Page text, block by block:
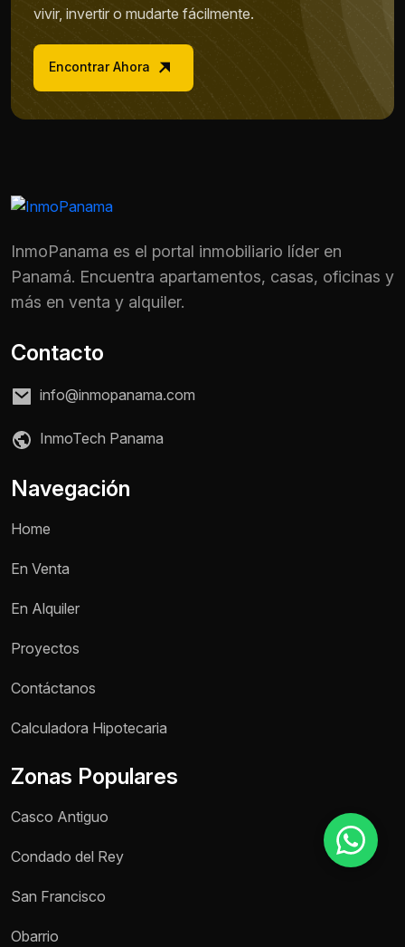
Nombre *
vivir, invertir o mudarte fácilmente.
Encontrar Ahora
InmoPanama es el portal inmobiliario líder en
Panamá. Encuentra apartamentos, casas, oficinas y
más en venta y alquiler.
Contacto
info@inmopanama.com
InmoTech Panama
Navegación
Home
En Venta
En Alquiler
Proyectos
Contáctanos
Calculadora Hipotecaria
Zonas Populares
Casco Antiguo
Condado del Rey
San Francisco
Obarrio